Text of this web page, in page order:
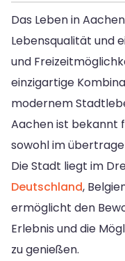
Das Leben in
Lebensqualität und
und
einzigartige
modernem
Aachen ist bekannt
sowohl im
Die Stadt liegt im
Deutschland,
ermöglicht den
Erlebnis und die
zu genießen.